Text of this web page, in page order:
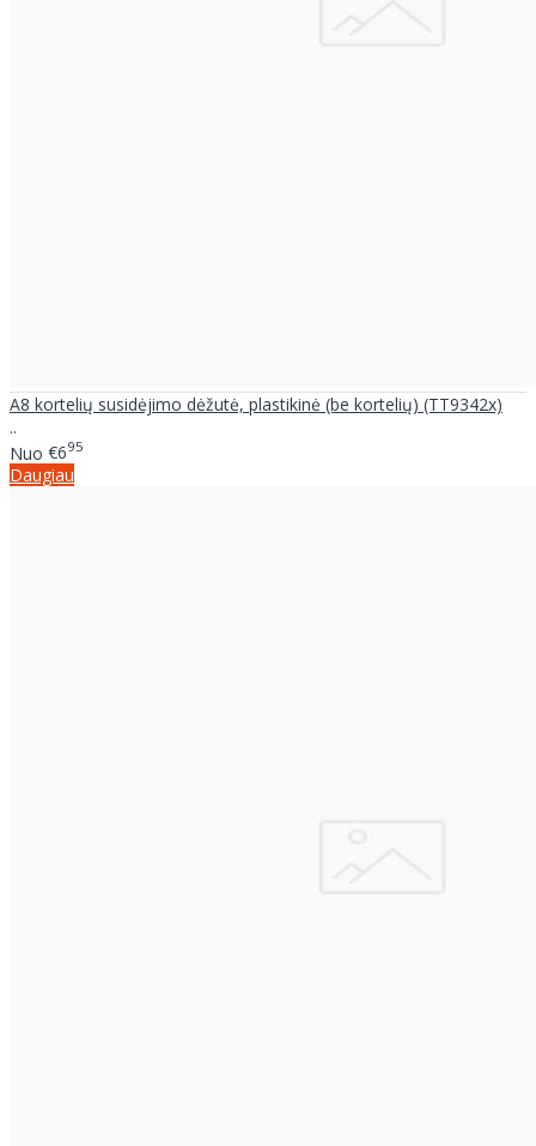
A8 kortelių susidėjimo dėžutė, plastikinė (be kortelių) (TT9342x)
..
Nuo €695
Daugiau